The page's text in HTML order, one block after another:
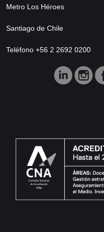
Metro Los Héroes
Santiago de Chile
Teléfono +56 2 2692 0200